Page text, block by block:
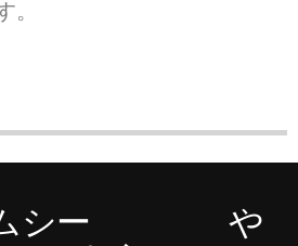
。
ムシー や